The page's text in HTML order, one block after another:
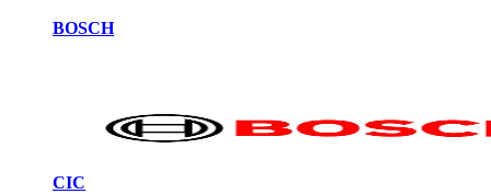
BOSCH
CIC